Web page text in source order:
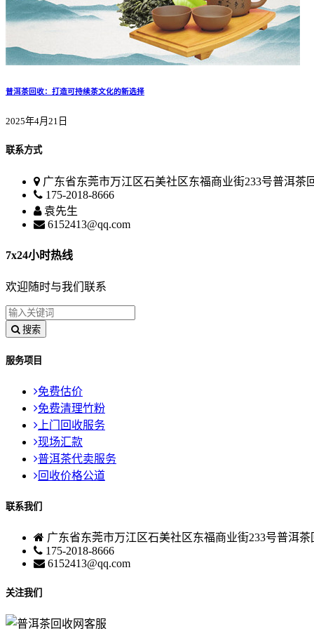
普洱茶回收：打造可持续茶文化的新选择
2025年4月21日
联系方式
广东省东莞市万江区石美社区东福商业街233号普洱茶
175-2018-8666
袁先生
6152413@qq.com
7x24小时热线
欢迎随时与我们联系
搜索
服务项目
免费估价
免费清理竹粉
上门回收服务
现场汇款
普洱茶代卖服务
回收价格公道
联系我们
广东省东莞市万江区石美社区东福商业街233号普洱茶
175-2018-8666
6152413@qq.com
关注我们